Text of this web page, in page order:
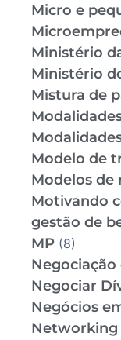
Micro e
Ministério
Ministério
Mistura de
Modelo de
Modelos de
Motivando
gestão de
MP (8)
Negociar
Negócios
Networking